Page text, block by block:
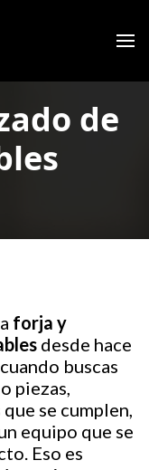
de
forja y
desde hace
buscas
piezas,
se cumplen,
equipo que se
Eso es